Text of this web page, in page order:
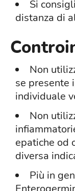
Si
distanza di
Non
se presente
individuale
Non
epatiche od
diversa
Più in